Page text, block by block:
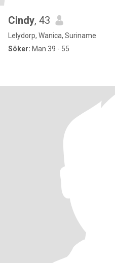
Cindy, 43
Lelydorp, Wanica, Suriname
Söker: Man 39 - 55